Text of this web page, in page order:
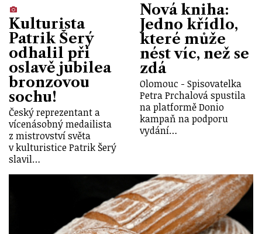
Kulturista
Patrik Šerý
odhalil při
oslavě jubilea
bronzovou
sochu!
Český reprezentant a
vícenásobný medailista
z mistrovství světa
v kulturistice Patrik Šerý
slavil…
Nová kniha:
Jedno křídlo,
které může
nést víc, než se
zdá
Olomouc - Spisovatelka
Petra Prchalová spustila
na platformě Donio
kampaň na podporu
vydání…